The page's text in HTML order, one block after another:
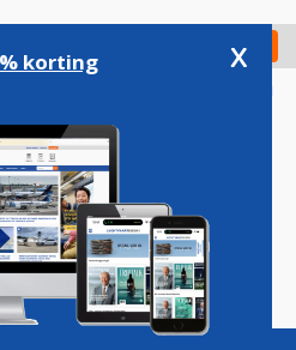
Check in
Vacatures
korting x